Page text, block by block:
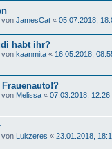
von JamesCat « 05.07.2018,
habt ihr?
von kaanmita « 16.05.2018,
von Melissa « 07.03.2018, 12:26
von Lukzeres « 23.01.2018,